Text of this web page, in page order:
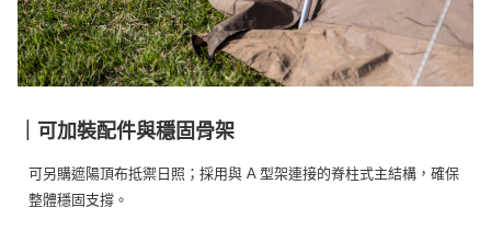
｜可加裝配件與穩固骨架
可另購遮陽頂布抵禦日照；採用與 A 型架連接的脊柱式主結構，確保
整體穩固支撐。